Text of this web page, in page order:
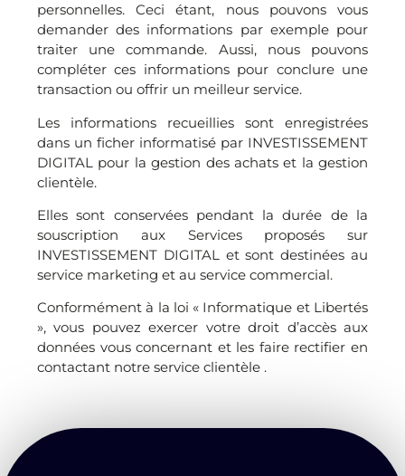
personnelles. Ceci étant, nous pouvons vous
demander des informations par exemple pour
traiter une commande. Aussi, nous pouvons
compléter ces informations pour conclure une
transaction ou offrir un meilleur service.
Les informations recueillies sont enregistrées
dans un ficher informatisé par INVESTISSEMENT
DIGITAL pour la gestion des achats et la gestion
clientèle.
Elles sont conservées pendant la durée de la
souscription aux Services proposés sur
INVESTISSEMENT DIGITAL et sont destinées au
service marketing et au service commercial.
Conformément à la loi « Informatique et Libertés
», vous pouvez exercer votre droit d’accès aux
données vous concernant et les faire rectifier en
contactant notre service clientèle .